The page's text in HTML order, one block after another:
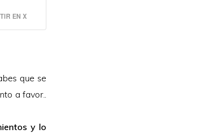
EN X
que se
a favor..
y lo